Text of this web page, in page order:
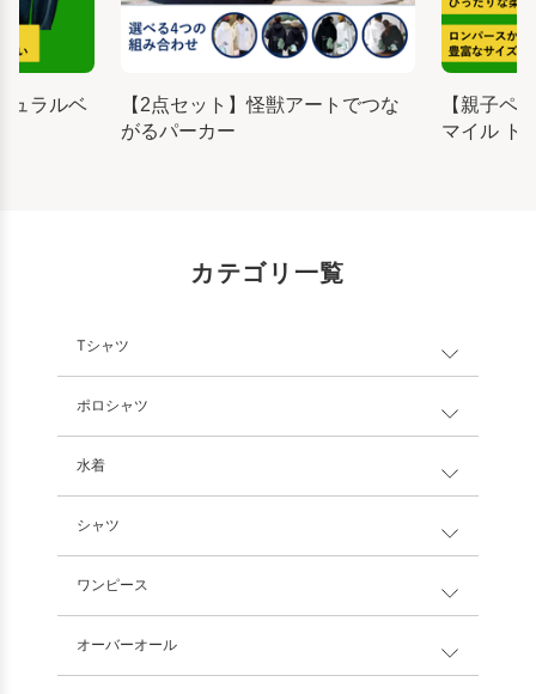
ュラルベ
【2点セット】怪獣アートでつな
がるパーカー
【親子ペ
マイル ト
カテゴリ一覧
Tシャツ
ポロシャツ
水着
シャツ
ワンピース
オーバーオール